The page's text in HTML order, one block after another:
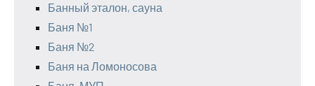
Банный эталон, сауна
Баня №1
Баня №2
Баня на Ломоносова